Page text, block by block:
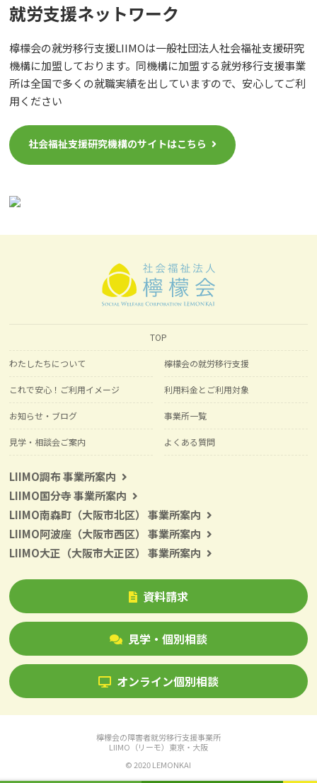
就労⽀援ネットワーク
檸檬会の就労移行支援LIIMOは一般社団法人社会福祉支援研究
機構に加盟しております。同機構に加盟する就労移行支援事業
所は全国で多くの就職実績を出していますので、安心してご利
用ください
社会福祉支援研究機構のサイトはこちら
TOP
わたしたちについて 檸檬会の就労移行支援
これで安心！ご利用イメージ 利用料金とご利用対象
お知らせ・ブログ 事業所一覧
見学・相談会ご案内 よくある質問
LIIMO調布 事業所案内
LIIMO国分寺 事業所案内
LIIMO南森町（大阪市北区） 事業所案内
LIIMO阿波座（大阪市西区） 事業所案内
LIIMO大正（大阪市大正区） 事業所案内
資料請求
見学・個別相談
オンライン個別相談
檸檬会の障害者就労移行支援事業所
LIIMO（リーモ）東京・大阪
© 2020 LEMONKAI